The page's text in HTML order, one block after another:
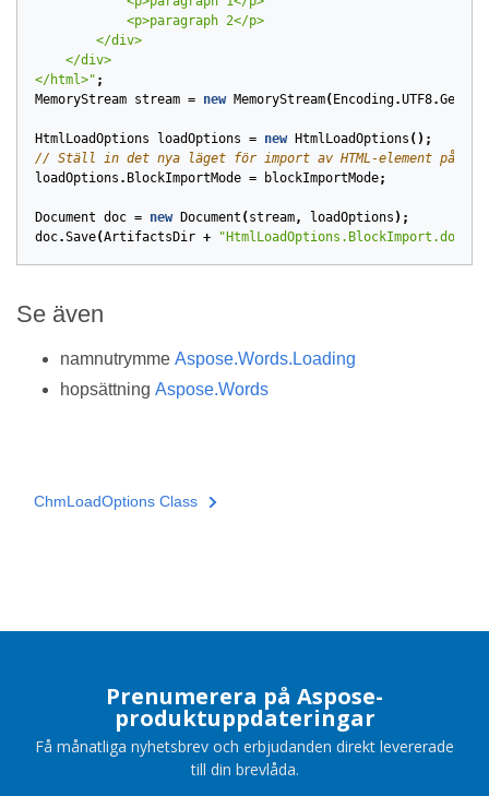
</html>" ;
MemoryStream stream = new MemoryStream( Encoding.UTF8.
HtmlLoadOptions loadOptions = new HtmlLoadOptions ();
// Ställ in det nya läget för import av HTML-element på
loadOptions . BlockImportMode = blockImportMode;
Document doc = new Document ( stream, loadOptions );
doc.Save(ArtifactsDir + "HtmlLoadOptions.BlockImport.docx"
Se även
namnutrymme Aspose.Words.Loading
hopsättning Aspose.Words
ChmLoadOptions Class
Prenumerera på Aspose-
produktuppdateringar
Få månatliga nyhetsbrev och erbjudanden direkt levererade
till din brevlåda.